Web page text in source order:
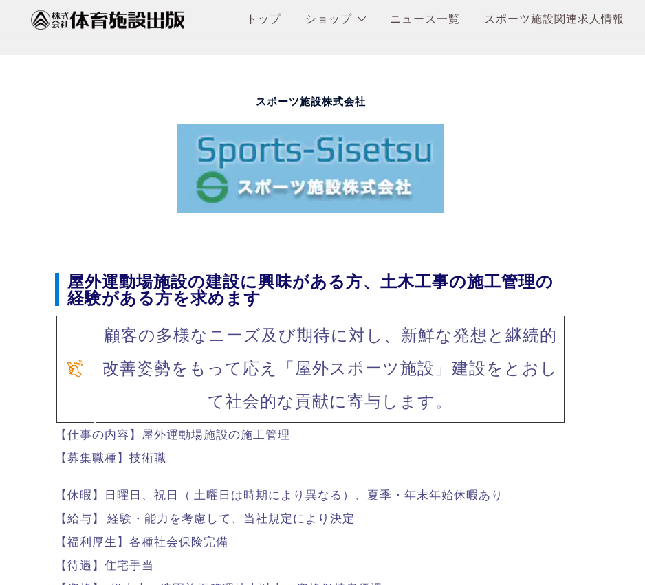
トップ ショップ ニュース一覧 スポーツ施設関連求人情報
スポーツ施設株式会社
屋外運動場施設の建設に興味がある方、土木工事の施工管理の
経験がある方を求めます
顧客の多様なニーズ及び期待に対し、新鮮な発想と継続的
改善姿勢をもって応え「屋外スポーツ施設」建設をとおし
て社会的な貢献に寄与します。
【仕事の内容】屋外運動場施設の施工管理
【募集職種】技術職
【休暇】日曜日、祝日（ 土曜日は時期により異なる）、夏季・年末年始休暇あり
【給与】 経験・能力を考慮して、当社規定により決定
【福利厚生】各種社会保険完備
【待遇】住宅手当